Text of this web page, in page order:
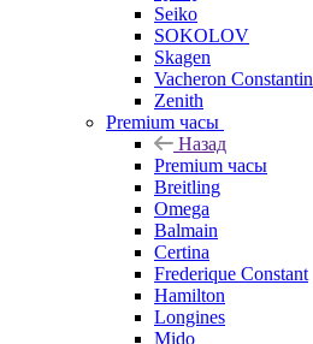
Seiko
SOKOLOV
Skagen
Vacheron Constantin
Zenith
Premium часы
Назад
Premium часы
Breitling
Omega
Balmain
Certina
Frederique Constant
Hamilton
Longines
Mido